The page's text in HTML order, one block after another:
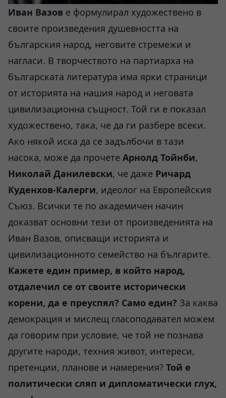
Иван Вазов е формулирал художествено в
своите произведения душевността на
българския народ, неговите стремежи и
нагласи. В творчеството на партиарха на
българската литература има ярки страници
от историята на нашия народ и неговата
цивилизационна същност. Той ги е показал
художествено, така, че да ги разбере всеки.
Ако някой иска да се задълбочи в тази
насока, може да прочете Арнолд Тойнби,
Николай Данилевски, че даже Ричард
Куденхов-Калерги, идеолог на Европейския
Съюз. Всички те по академичен начин
доказват основни тези от произведенията на
Иван Вазов, описващи историята и
цивилизационното семейство на българите.
Кажете един пример, в който народ,
отдалечил се от своите исторически
корени, да е преуспял? Само един? За каква
демокрация и мислещ гласоподавател можем
да говорим при условие, че той не познава
другите народи, техния живот, интереси,
претенции, планове и намерения? Той е
политически сляп и дипломатически глух,